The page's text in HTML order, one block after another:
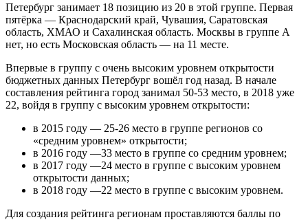
Петербург занимает 18 позицию из 20 в этой группе. Первая
пятёрка — Краснодарский край, Чувашия, Саратовская
область, ХМАО и Сахалинская область. Москвы в группе А
нет, но есть Московская область — на 11 месте.
Впервые в группу с очень высоким уровнем открытости
бюджетных данных Петербург вошёл год назад. В начале
составления рейтинга город занимал 50-53 место, в 2018 уже
22, войдя в группу с высоким уровнем открытости:
в 2015 году — 25-26 место в группе регионов со
«средним уровнем» открытости;
в 2016 году —33 место в группе со средним уровнем;
в 2017 году —24 место в группе с высоким уровнем
открытости данных;
в 2018 году —22 место в группе с высоким уровнем.
Для создания рейтинга регионам проставляются баллы по